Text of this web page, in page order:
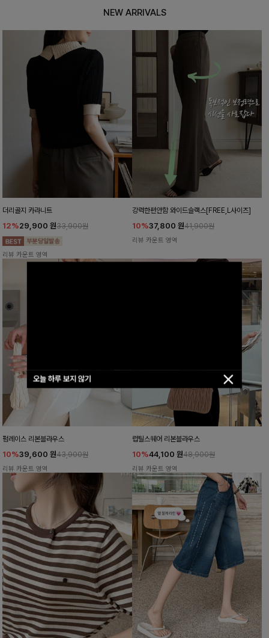
오늘 하루 보지 않기
NEW ARRIVALS
더리골지 카라니트
12%29,900 원33,900원
리뷰 카운트 영역
강력한편안함 와이드슬랙스[FREE,L사이즈]
10%37,800 원41,900원
리뷰 카운트 영역
펌레이스 리본블라우스
10%39,600 원43,900원
리뷰 카운트 영역
럽틸스퀘어 리본블라우스
10%44,100 원48,900원
리뷰 카운트 영역